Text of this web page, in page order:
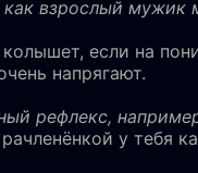
как взрослый
если на
напрягают.
рефлекс,
у тебя